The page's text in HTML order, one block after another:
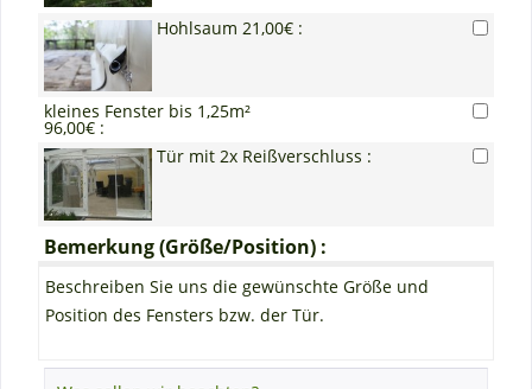
Hohlsaum 21,00€ :
kleines Fenster bis 1,25m²
96,00€ :
Tür mit 2x Reißverschluss :
Bemerkung (Größe/Position) :
Beschreiben Sie uns die gewünschte Größe und
Position des Fensters bzw. der Tür.